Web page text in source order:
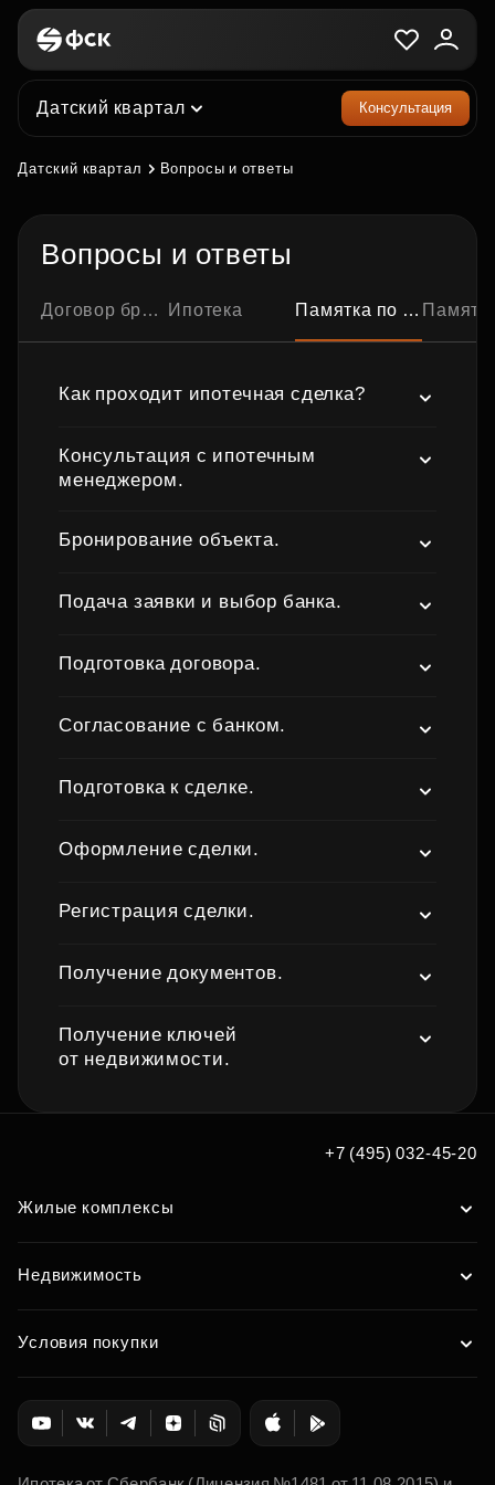
Датский квартал Консультация
Датский квартал Вопросы и ответы
Вопросы и ответы
Договор бронирования квартиры Ипотека Памятка по ипотечной сделке Памятка по
Как проходит ипотечная сделка?
Консультация с ипотечным
менеджером.
Бронирование объекта.
Подача заявки и выбор банка.
Подготовка договора.
Согласование с банком.
Подготовка к сделке.
Оформление сделки.
Регистрация сделки.
Получение документов.
Получение ключей
от недвижимости.
+7 (495) 032-45-20
Жилые комплексы
Недвижимость
Условия покупки